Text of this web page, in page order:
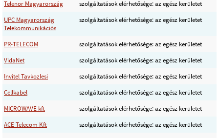
Telenor Magyarország
szolgáltatások elérhetősége: az egész kerületet
UPC Magyarország
Telekommunikációs
szolgáltatások elérhetősége: az egész kerületet
PR-TELECOM
szolgáltatások elérhetősége: az egész kerületet
VidaNet
szolgáltatások elérhetősége: az egész kerületet
Invitel Tavkozlesi
szolgáltatások elérhetősége: az egész kerületet
Cellkabel
szolgáltatások elérhetősége: az egész kerületet
MICROWAVE kft
szolgáltatások elérhetősége: az egész kerületet
ACE Telecom Kft
szolgáltatások elérhetősége: az egész kerületet